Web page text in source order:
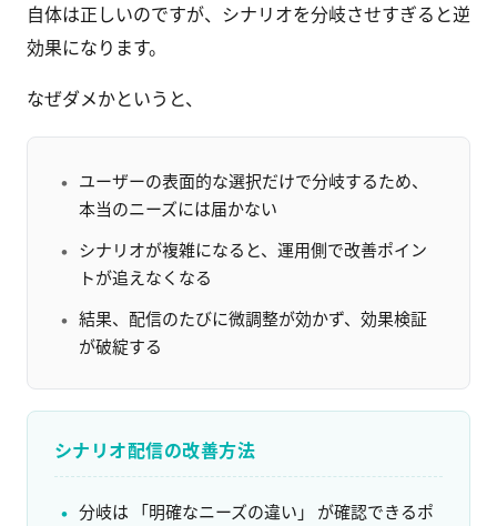
自体は正しいのですが、シナリオを分岐させすぎると逆
効果になります。
なぜダメかというと、
ユーザーの表面的な選択だけで分岐するため、
本当のニーズには届かない
シナリオが複雑になると、運用側で改善ポイン
トが追えなくなる
結果、配信のたびに微調整が効かず、効果検証
が破綻する
シナリオ配信の改善方法
分岐は 「明確なニーズの違い」 が確認できるポ